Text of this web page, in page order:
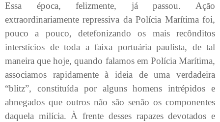
Essa época, felizmente, já passou. Ação
extraordinariamente repressiva da Polícia Marítima foi,
pouco a pouco, detefonizando os mais recônditos
interstícios de toda a faixa portuária paulista, de tal
maneira que hoje, quando falamos em Polícia Marítima,
associamos rapidamente à ideia de uma verdadeira
“blitz”, constituída por alguns homens intrépidos e
abnegados que outros não são senão os componentes
daquela milícia. À frente desses rapazes devotados e